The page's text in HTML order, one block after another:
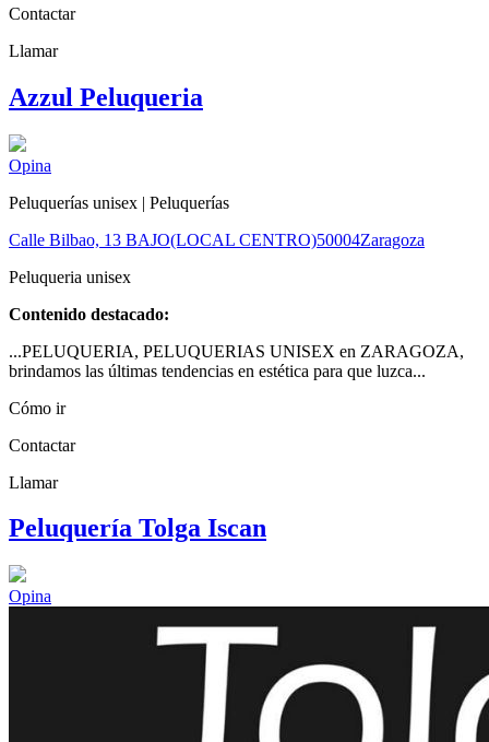
Contactar
Llamar
Azzul Peluqueria
Opina
Peluquerías unisex | Peluquerías
Calle Bilbao, 13 BAJO(LOCAL CENTRO)50004Zaragoza
Peluqueria unisex
Contenido destacado:
...PELUQUERIA, PELUQUERIAS UNISEX en ZARAGOZA,
brindamos las últimas tendencias en estética para que luzca...
Cómo ir
Contactar
Llamar
Peluquería Tolga Iscan
Opina